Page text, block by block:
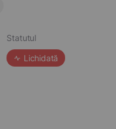
Statutul
Lichidată